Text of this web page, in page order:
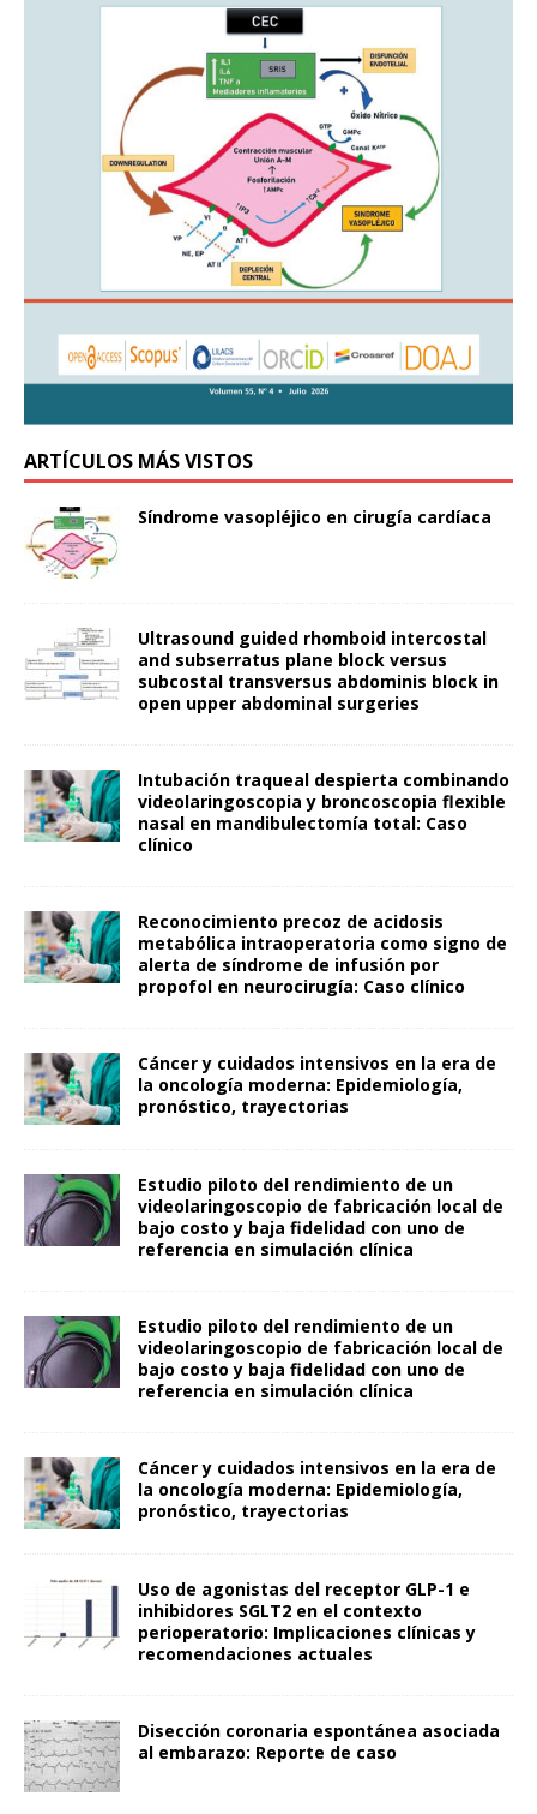
ARTÍCULOS MÁS VISTOS
Síndrome vasopléjico en cirugía cardíaca
Ultrasound guided rhomboid intercostal
and subserratus plane block versus
subcostal transversus abdominis block in
open upper abdominal surgeries
Intubación traqueal despierta combinando
videolaringoscopia y broncoscopia flexible
nasal en mandibulectomía total: Caso
clínico
Reconocimiento precoz de acidosis
metabólica intraoperatoria como signo de
alerta de síndrome de infusión por
propofol en neurocirugía: Caso clínico
Cáncer y cuidados intensivos en la era de
la oncología moderna: Epidemiología,
pronóstico, trayectorias
Estudio piloto del rendimiento de un
videolaringoscopio de fabricación local de
bajo costo y baja fidelidad con uno de
referencia en simulación clínica
Estudio piloto del rendimiento de un
videolaringoscopio de fabricación local de
bajo costo y baja fidelidad con uno de
referencia en simulación clínica
Cáncer y cuidados intensivos en la era de
la oncología moderna: Epidemiología,
pronóstico, trayectorias
Uso de agonistas del receptor GLP-1 e
inhibidores SGLT2 en el contexto
perioperatorio: Implicaciones clínicas y
recomendaciones actuales
Disección coronaria espontánea asociada
al embarazo: Reporte de caso